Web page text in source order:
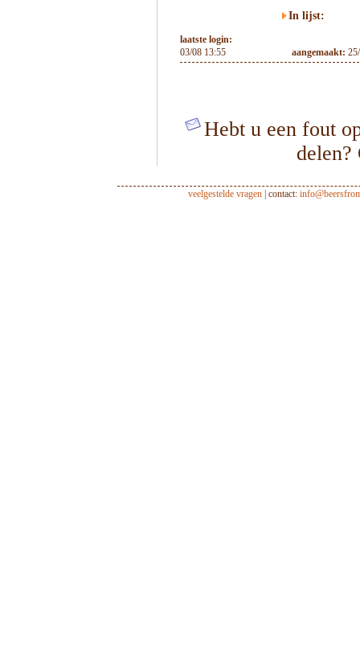
In lijst:
laatste login:
03/08 13:55
aangemaakt:
Hebt u een fout
veelgestelde vragen| contact: